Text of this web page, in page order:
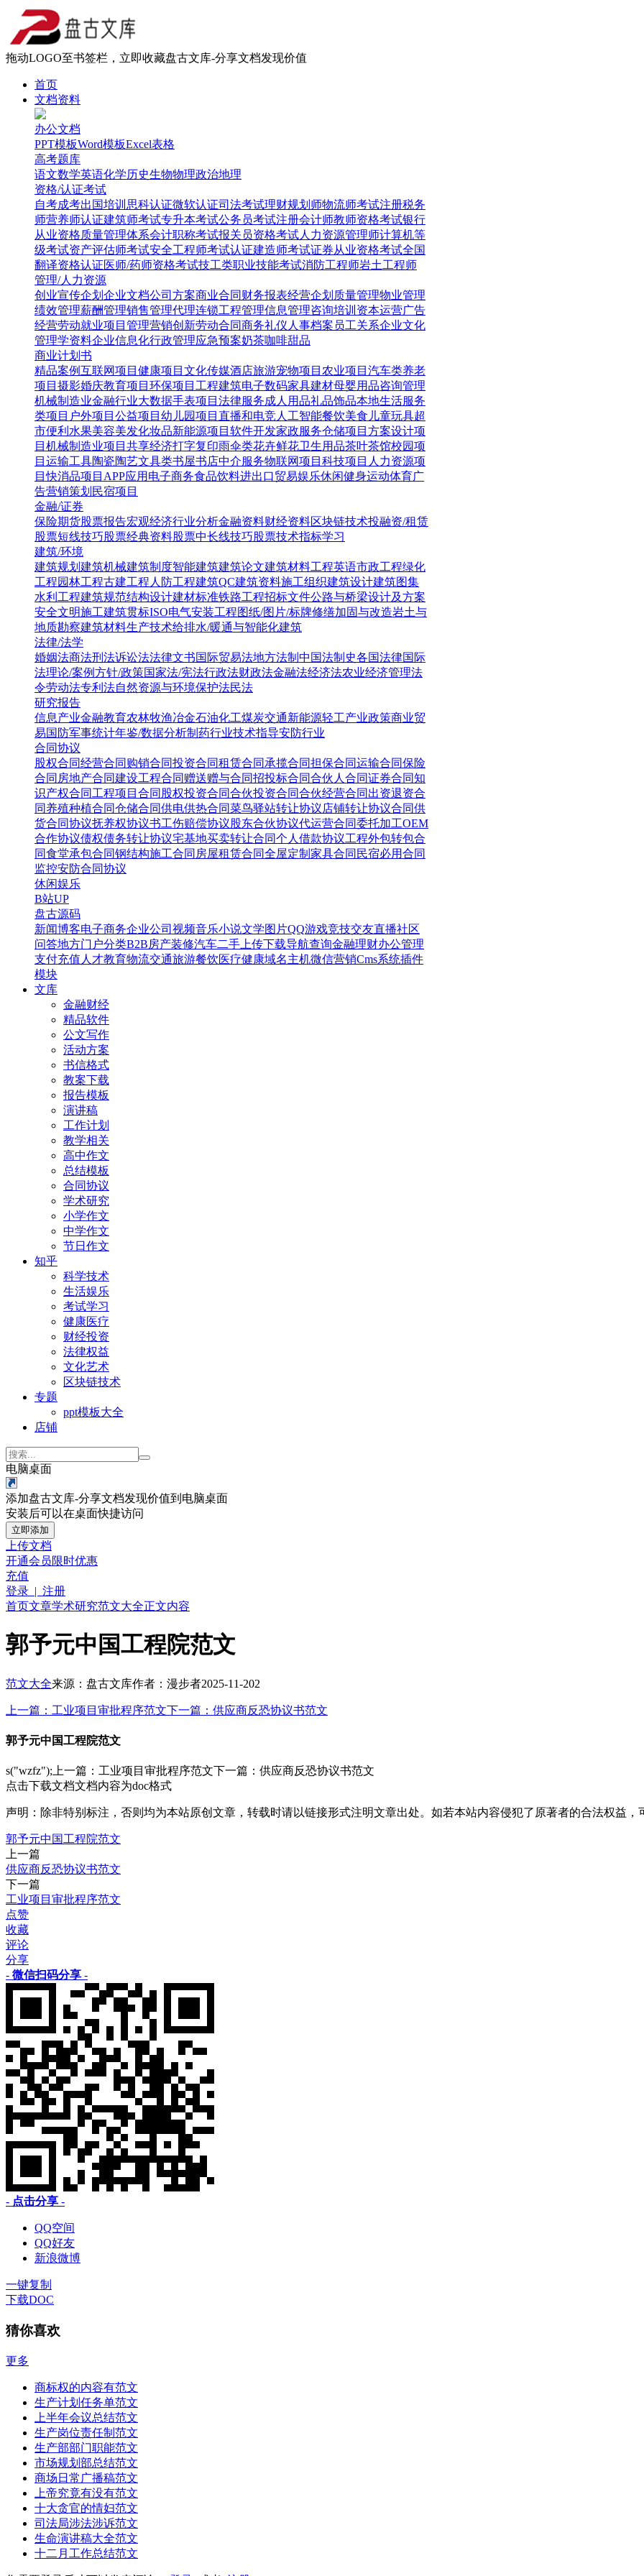
拖动LOGO至书签栏，立即收藏盘古文库-分享文档发现价值
首页
文档资料
办公文档
PPT模板Word模板Excel表格
高考题库
语文数学英语化学历史生物物理政治地理
资格/认证考试
自考成考出国培训 思科认证微软认证司法考试理财规划师物流师考试注册税务
师营养师认证建筑师考试专升本考试公务员考试注册会计师教师资格考试银行
从业资格质量管理体系会计职称考试报关员资格考试人力资源管理师计算机等
级考试资产评估师考试安全工程师考试认证建造师考试证券从业资格考试全国
翻译资格认证医师/药师资格考试技工类职业技能考试消防工程师岩土工程师
管理/人力资源
创业宣传企划 企业文档公司方案商业合同 财务报表经营企划 质量管理物业管理
绩效管理薪酬管理销售管理代理连锁工程管理信息管理咨询培训 资本运营广告
经营劳动就业项目管理营销创新劳动合同商务礼仪 人事档案 员工关系企业文化
管理学资料企业信息化行政管理应急预案奶茶咖啡甜品
商业计划书
精品案例互联网项目 健康项目 文化传媒酒店旅游宠物项目 农业项目 汽车类养老
项目 摄影婚庆教育项目 环保项目 工程建筑电子数码家具建材母婴用品咨询管理
机械制造业金融行业大数据手表项目 法律服务成人用品礼品饰品本地生活服务
类项目 户外项目 公益项目 幼儿园项目 直播和电竞人工智能餐饮美食 儿童玩具超
市便利水果美容美发化妆品新能源项目 软件开发家政服务仓储项目 方案设计项
目 机械制造业项目 共享经济打字复印雨伞类花卉鲜花卫生用品茶叶茶馆校园项
目 运输工具陶瓷陶艺文具类书屋书店中介服务物联网项目 科技项目 人力资源项
目快消品项目 APP应用 电子商务食品饮料进出口贸易娱乐休闲健身运动体育广
告营销策划 民宿项目
金融/证券
保险期货股票报告宏观经济行业分析金融资料财经资料区块链技术投融资/租赁
股票短线技巧股票经典资料股票中长线技巧股票技术指标学习
建筑/环境
建筑规划 建筑机械建筑制度智能建筑建筑论文建筑材料工程英语市政工程绿化
工程园林工程古建工程 人防工程建筑QC建筑资料施工组织建筑设计建筑图集
水利工程建筑规范结构设计建材标准铁路工程招标文件公路与桥梁设计及方案
安全文明施工建筑贯标ISO电气安装工程图纸/图片/标牌修缮加固与改造岩土与
地质勘察建筑材料生产技术给排水/暖通与智能化建筑
法律/法学
婚姻法商法刑法诉讼法法律文书国际贸易法地方法制 中国法制史各国法律国际
法理论/案例方针/政策国家法/宪法行政法财政法金融法经济法农业经济管理法
令劳动法专利法自然资源与环境保护法民法
研究报告
信息产业金融教育农林牧渔冶金石油化工煤炭交通新能源轻工产业政策商业贸
易国防军事统计年鉴/数据分析制药行业技术指导安防行业
合同协议
股权合同经营合同 购销合同投资合同租赁合同 承揽合同担保合同运输合同保险
合同 房地产合同建设工程合同 赠送赠与合同招投标合同合伙人合同证券合同知
识产权合同 工程项目合同 股权投资合同合伙投资合同合伙经营合同 出资退资合
同 养殖种植合同仓储合同供电供热合同菜鸟驿站转让协议店铺转让协议合同供
货合同协议抚养权协议书工伤赔偿协议股东合伙协议代运营合同委托加工OEM
合作协议债权债务转让协议宅基地买卖转让合同个人借款协议工程外包转包合
同食堂承包合同钢结构施工合同 房屋租赁合同全屋定制家具合同 民宿必用合同
监控安防合同协议
休闲娱乐
B站UP
盘古源码
新闻博客电子商务企业公司 视频音乐小说文学图片QQ游戏竞技交友直播社区
问答地方门户分类B2B房产装修汽车二手 上传下载导航查询金融理财办公管理
支付充值 人才教育物流交通旅游餐饮医疗健康域名主机微信营销Cms系统插件
模块
文库
金融财经
精品软件
公文写作
活动方案
书信格式
教案下载
报告模板
演讲稿
工作计划
教学相关
高中作文
总结模板
合同协议
学术研究
小学作文
中学作文
节日作文
知乎
科学技术
生活娱乐
考试学习
健康医疗
财经投资
法律权益
文化艺术
区块链技术
专题
ppt模板大全
店铺
电脑桌面
添加盘古文库-分享文档发现价值到电脑桌面
安装后可以在桌面快捷访问
立即添加
上传文档
开通会员限时优惠
充值
登录 | 注册
首页文章学术研究范文大全正文内容
郭予元中国工程院范文
范文大全来源：盘古文库作者：漫步者2025-11-202
上一篇：工业项目审批程序范文下一篇：供应商反恐协议书范文
郭予元中国工程院范文
s("wzfz");上一篇：工业项目审批程序范文下一篇：供应商反恐协议书范文
点击下载文档文档内容为doc格式
声明：除非特别标注，否则均为本站原创文章，转载时请以链接形式注明文章出处。如若本站内容侵犯了原著者的合法权益，
郭予元中国工程院范文
上一篇
供应商反恐协议书范文
下一篇
工业项目审批程序范文
点赞
收藏
评论
分享
- 微信扫码分享 -
- 点击分享 -
QQ空间
QQ好友
新浪微博
一键复制
下载DOC
猜你喜欢
更多
商标权的内容有范文
生产计划任务单范文
上半年会议总结范文
生产岗位责任制范文
生产部部门职能范文
市场规划部总结范文
商场日常广播稿范文
上帝究竟有没有范文
十大贪官的情妇范文
司法局涉法涉诉范文
生命演讲稿大全范文
十二月工作总结范文